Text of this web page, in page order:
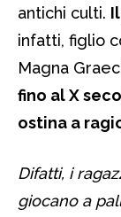
antichi culti.
infatti, figlio
Magna
fino al X
ostina a
Difatti, i
giocano a